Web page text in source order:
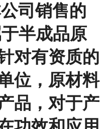
司销售的
半成品原
对有资质的
位，原材料
品，对于产